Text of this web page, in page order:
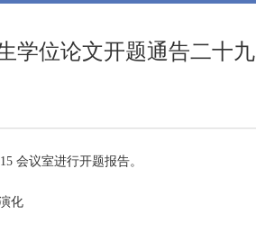
学位论文开题通告二十九
会议室进行开题报告。
化